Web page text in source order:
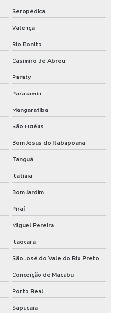
Seropédica
Valença
Rio Bonito
Casimiro de Abreu
Paraty
Paracambi
Mangaratiba
São Fidélis
Bom Jesus do Itabapoana
Tanguá
Itatiaia
Bom Jardim
Piraí
Miguel Pereira
Itaocara
São José do Vale do Rio Preto
Conceição de Macabu
Porto Real
Sapucaia